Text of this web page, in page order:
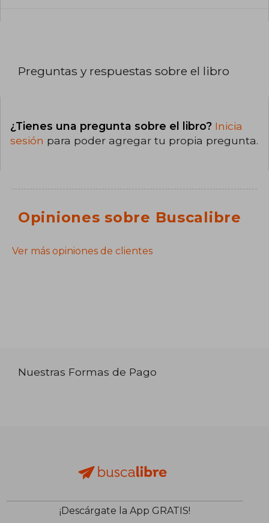
Preguntas y respuestas sobre el libro
¿Tienes una pregunta sobre el libro? Inicia
sesión para poder agregar tu propia pregunta.
Opiniones sobre Buscalibre
Ver más opiniones de clientes
Nuestras Formas de Pago
¡Descárgate la App GRATIS!